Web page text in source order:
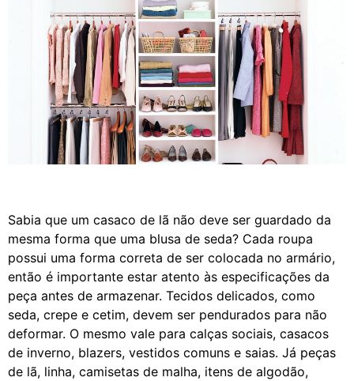
Sabia que um casaco de lã não deve ser guardado da
mesma forma que uma blusa de seda? Cada roupa
possui uma forma correta de ser colocada no armário,
então é importante estar atento às especificações da
peça antes de armazenar. Tecidos delicados, como
seda, crepe e cetim, devem ser pendurados para não
deformar. O mesmo vale para calças sociais, casacos
de inverno, blazers, vestidos comuns e saias. Já peças
de lã, linha, camisetas de malha, itens de algodão,